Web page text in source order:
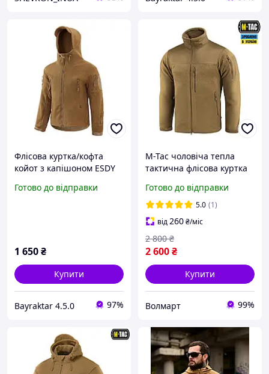
Флісова куртка/кофта
койот з капішоном ESDY
Готово до відправки
1 650₴
Купити
Bayraktar 4.5.0 97%
M-Tac чоловіча тепла
тактична флісова куртка
фліска на блискавці Alpha
GEN.II Coyote
Готово до відправки
5.0 (1)
від260₴/міс
2 600₴
2 800 ₴
Купити
Волмарт 99%